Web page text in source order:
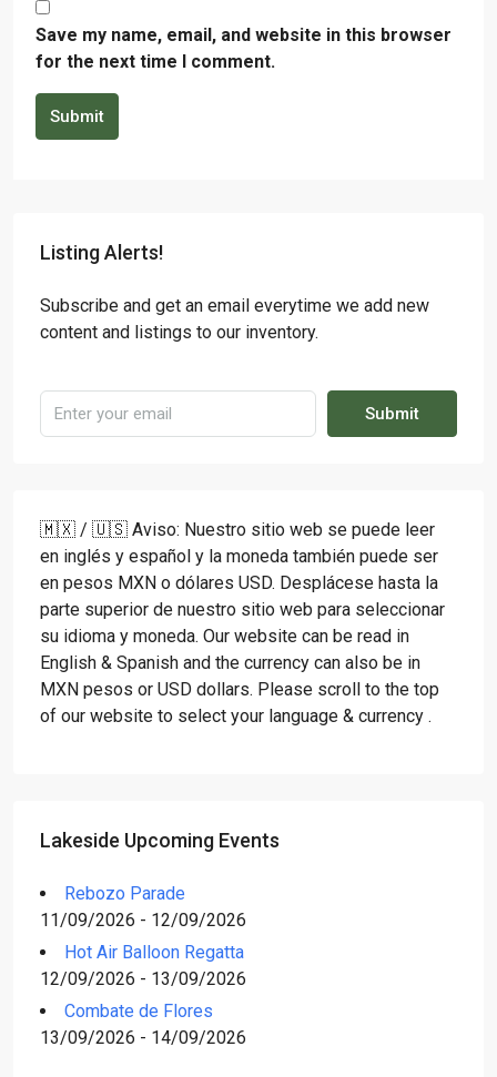
Save my name, email, and website in this browser
for the next time I comment.
Submit
Listing Alerts!
Subscribe and get an email everytime we add new
content and listings to our inventory.
Submit
🇲🇽 / 🇺🇸 Aviso: Nuestro sitio web se puede leer
en inglés y español y la moneda también puede ser
en pesos MXN o dólares USD. Desplácese hasta la
parte superior de nuestro sitio web para seleccionar
su idioma y moneda. Our website can be read in
English & Spanish and the currency can also be in
MXN pesos or USD dollars. Please scroll to the top
of our website to select your language & currency .
Lakeside Upcoming Events
Rebozo Parade
11/09/2026 - 12/09/2026
Hot Air Balloon Regatta
12/09/2026 - 13/09/2026
Combate de Flores
13/09/2026 - 14/09/2026